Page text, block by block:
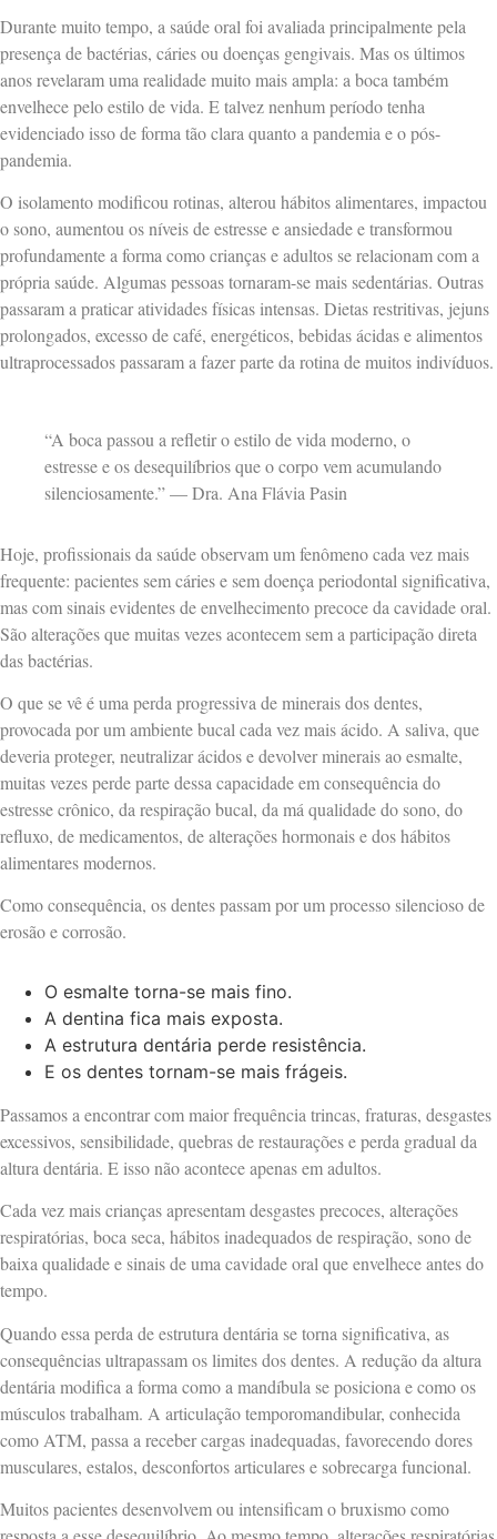
Durante muito tempo, a saúde oral foi avaliada principalmente pela
presença de bactérias, cáries ou doenças gengivais. Mas os últimos
anos revelaram uma realidade muito mais ampla: a boca também
envelhece pelo estilo de vida. E talvez nenhum período tenha
evidenciado isso de forma tão clara quanto a pandemia e o pós-
pandemia.
O isolamento modificou rotinas, alterou hábitos alimentares, impactou
o sono, aumentou os níveis de estresse e ansiedade e transformou
profundamente a forma como crianças e adultos se relacionam com a
própria saúde. Algumas pessoas tornaram-se mais sedentárias. Outras
passaram a praticar atividades físicas intensas. Dietas restritivas, jejuns
prolongados, excesso de café, energéticos, bebidas ácidas e alimentos
ultraprocessados passaram a fazer parte da rotina de muitos indivíduos.
“A boca passou a refletir o estilo de vida moderno, o
estresse e os desequilíbrios que o corpo vem acumulando
silenciosamente.” — Dra. Ana Flávia Pasin
Hoje, profissionais da saúde observam um fenômeno cada vez mais
frequente: pacientes sem cáries e sem doença periodontal significativa,
mas com sinais evidentes de envelhecimento precoce da cavidade oral.
São alterações que muitas vezes acontecem sem a participação direta
das bactérias.
O que se vê é uma perda progressiva de minerais dos dentes,
provocada por um ambiente bucal cada vez mais ácido. A saliva, que
deveria proteger, neutralizar ácidos e devolver minerais ao esmalte,
muitas vezes perde parte dessa capacidade em consequência do
estresse crônico, da respiração bucal, da má qualidade do sono, do
refluxo, de medicamentos, de alterações hormonais e dos hábitos
alimentares modernos.
Como consequência, os dentes passam por um processo silencioso de
erosão e corrosão.
O esmalte torna-se mais fino.
A dentina fica mais exposta.
A estrutura dentária perde resistência.
E os dentes tornam-se mais frágeis.
Passamos a encontrar com maior frequência trincas, fraturas, desgastes
excessivos, sensibilidade, quebras de restaurações e perda gradual da
altura dentária. E isso não acontece apenas em adultos.
Cada vez mais crianças apresentam desgastes precoces, alterações
respiratórias, boca seca, hábitos inadequados de respiração, sono de
baixa qualidade e sinais de uma cavidade oral que envelhece antes do
tempo.
Quando essa perda de estrutura dentária se torna significativa, as
consequências ultrapassam os limites dos dentes. A redução da altura
dentária modifica a forma como a mandíbula se posiciona e como os
músculos trabalham. A articulação temporomandibular, conhecida
como ATM, passa a receber cargas inadequadas, favorecendo dores
musculares, estalos, desconfortos articulares e sobrecarga funcional.
Muitos pacientes desenvolvem ou intensificam o bruxismo como